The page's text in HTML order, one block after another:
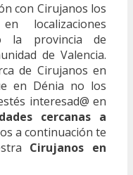
con Cirujanos los
localizaciones
la provincia de
de Valencia.
de Cirujanos en
en Dénia no los
interesad@ en
cercanas a
a continuación te
Cirujanos en